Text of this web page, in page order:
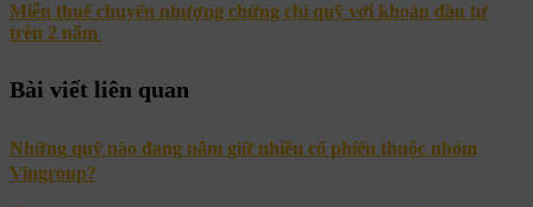
Miễn thuế chuyển nhượng chứng chỉ quỹ với khoản đầu tư
trên 2 năm
Bài viết liên quan
Những quỹ nào đang nắm giữ nhiều cổ phiếu thuộc nhóm
Vingroup?